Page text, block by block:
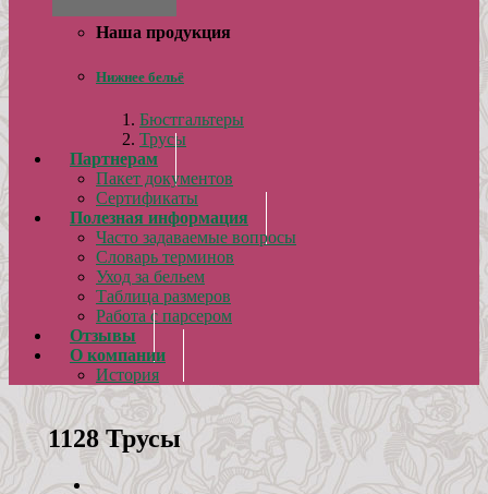
Наша продукция
Нижнее бельё
Бюстгальтеры
Трусы
Партнерам
Пакет документов
Сертификаты
Полезная информация
Часто задаваемые вопросы
Словарь терминов
Уход за бельем
Таблица размеров
Работа с парсером
Отзывы
О компании
История
1128 Трусы